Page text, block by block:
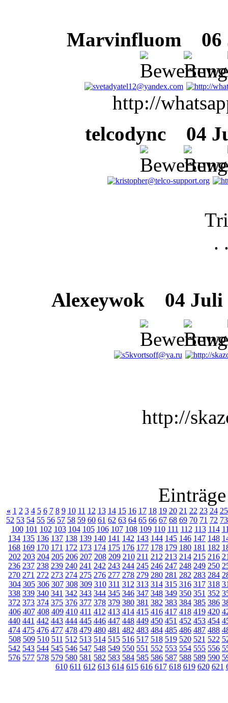
Marvinfluom 06
http://
telcodync
04
.
Alexeywok 04 Juli
http://
« 1 2 3 4 5 6 7 8 9 10 11 12 13 14 15 16 17 18 19 20 21 22 23 24 25
52 53 54 55 56 57 58 59 60 61 62 63 64 65 66 67 68 69 70 71 72 73
100 101 102 103 104 105 106 107 108 109 110 111 112 113 114
134 135 136 137 138 139 140 141 142 143 144 145 146 147 148
168 169 170 171 172 173 174 175 176 177 178 179 180 181 182
202 203 204 205 206 207 208 209 210 211 212 213 214 215 216
236 237 238 239 240 241 242 243 244 245 246 247 248 249 250
270 271 272 273 274 275 276 277 278 279 280 281 282 283 284
304 305 306 307 308 309 310 311 312 313 314 315 316 317 318
338 339 340 341 342 343 344 345 346 347 348 349 350 351 352
372 373 374 375 376 377 378 379 380 381 382 383 384 385 386
406 407 408 409 410 411 412 413 414 415 416 417 418 419 420
440 441 442 443 444 445 446 447 448 449 450 451 452 453 454
474 475 476 477 478 479 480 481 482 483 484 485 486 487 488
508 509 510 511 512 513 514 515 516 517 518 519 520 521 522
542 543 544 545 546 547 548 549 550 551 552 553 554 555 556
576 577 578 579 580 581 582 583 584 585 586 587 588 589 590
610 611 612 613 614 615 616 617 618 619 620 621